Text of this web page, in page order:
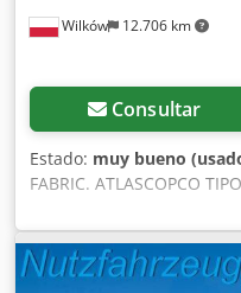
Wilków 12.706 km
Consultar
Estado: muy bueno
FABRIC. ATLASCOPCO
AÑO 2001 POTENCIA
PRESIÓN (bar) 8,5 HORAS
Codpfx Aozq Afujftsrf
SECADOR INTEGRADO